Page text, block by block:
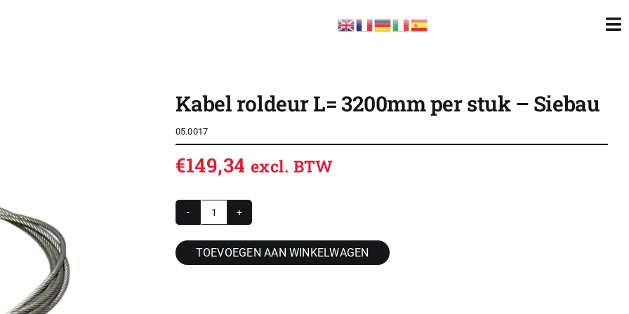
CONTACT
CONFIGURATOR
VACATURES
ACCOUNT / INLOG
WINKELWAGEN
Kabel roldeur L= 3200mm per stuk – Siebau
05.0017
€149,34 excl. BTW
Kabel
roldeur
L=
TOEVOEGEN AAN WINKELWAGEN